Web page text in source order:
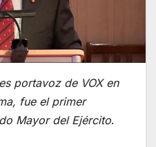
portavoz de VOX en
fue el primer
Mayor del Ejército.